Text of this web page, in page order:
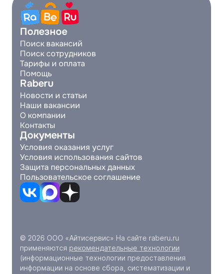
Полезное
Поиск вакансий
Поиск сотрудников
Тарифы и оплата
Помощь
Raberu
Новости и статьи
Наши вакансии
О компании
Контакты
Документы
Условия оказания услуг
Условия использования сайтов
Защита персональных данных
Пользовательское соглашение
© 2026 ООО «Айтисервис» На сайте raberu.ru
применяются рекомендательные технологии
(информационные технологии предоставления
информации на основе сбора, систематизации и